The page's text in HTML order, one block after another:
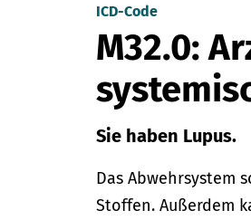
ICD-Code
M32.0:
Sie haben Lupus.
Das Abwehrsystem
Stoffen. Außerdem